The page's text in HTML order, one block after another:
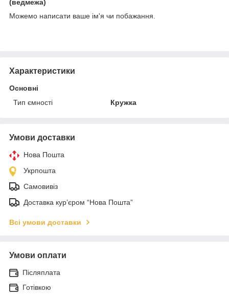
(ведмежа)
Можемо написати ваше ім'я чи побажання.
Характеристики
Основні
Тип ємності
Кружка
Умови доставки
Нова Пошта
Укрпошта
Самовивіз
Доставка кур’єром “Нова Пошта”
Всі умови доставки
Умови оплати
Післяплата
Готівкою